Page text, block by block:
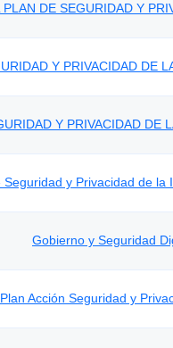
DE SEGURIDAD Y
Y PRIVACIDAD DE
Y PRIVACIDAD DE
Seguridad y Privacidad de la
Gobierno y Seguridad
Acción Seguridad y